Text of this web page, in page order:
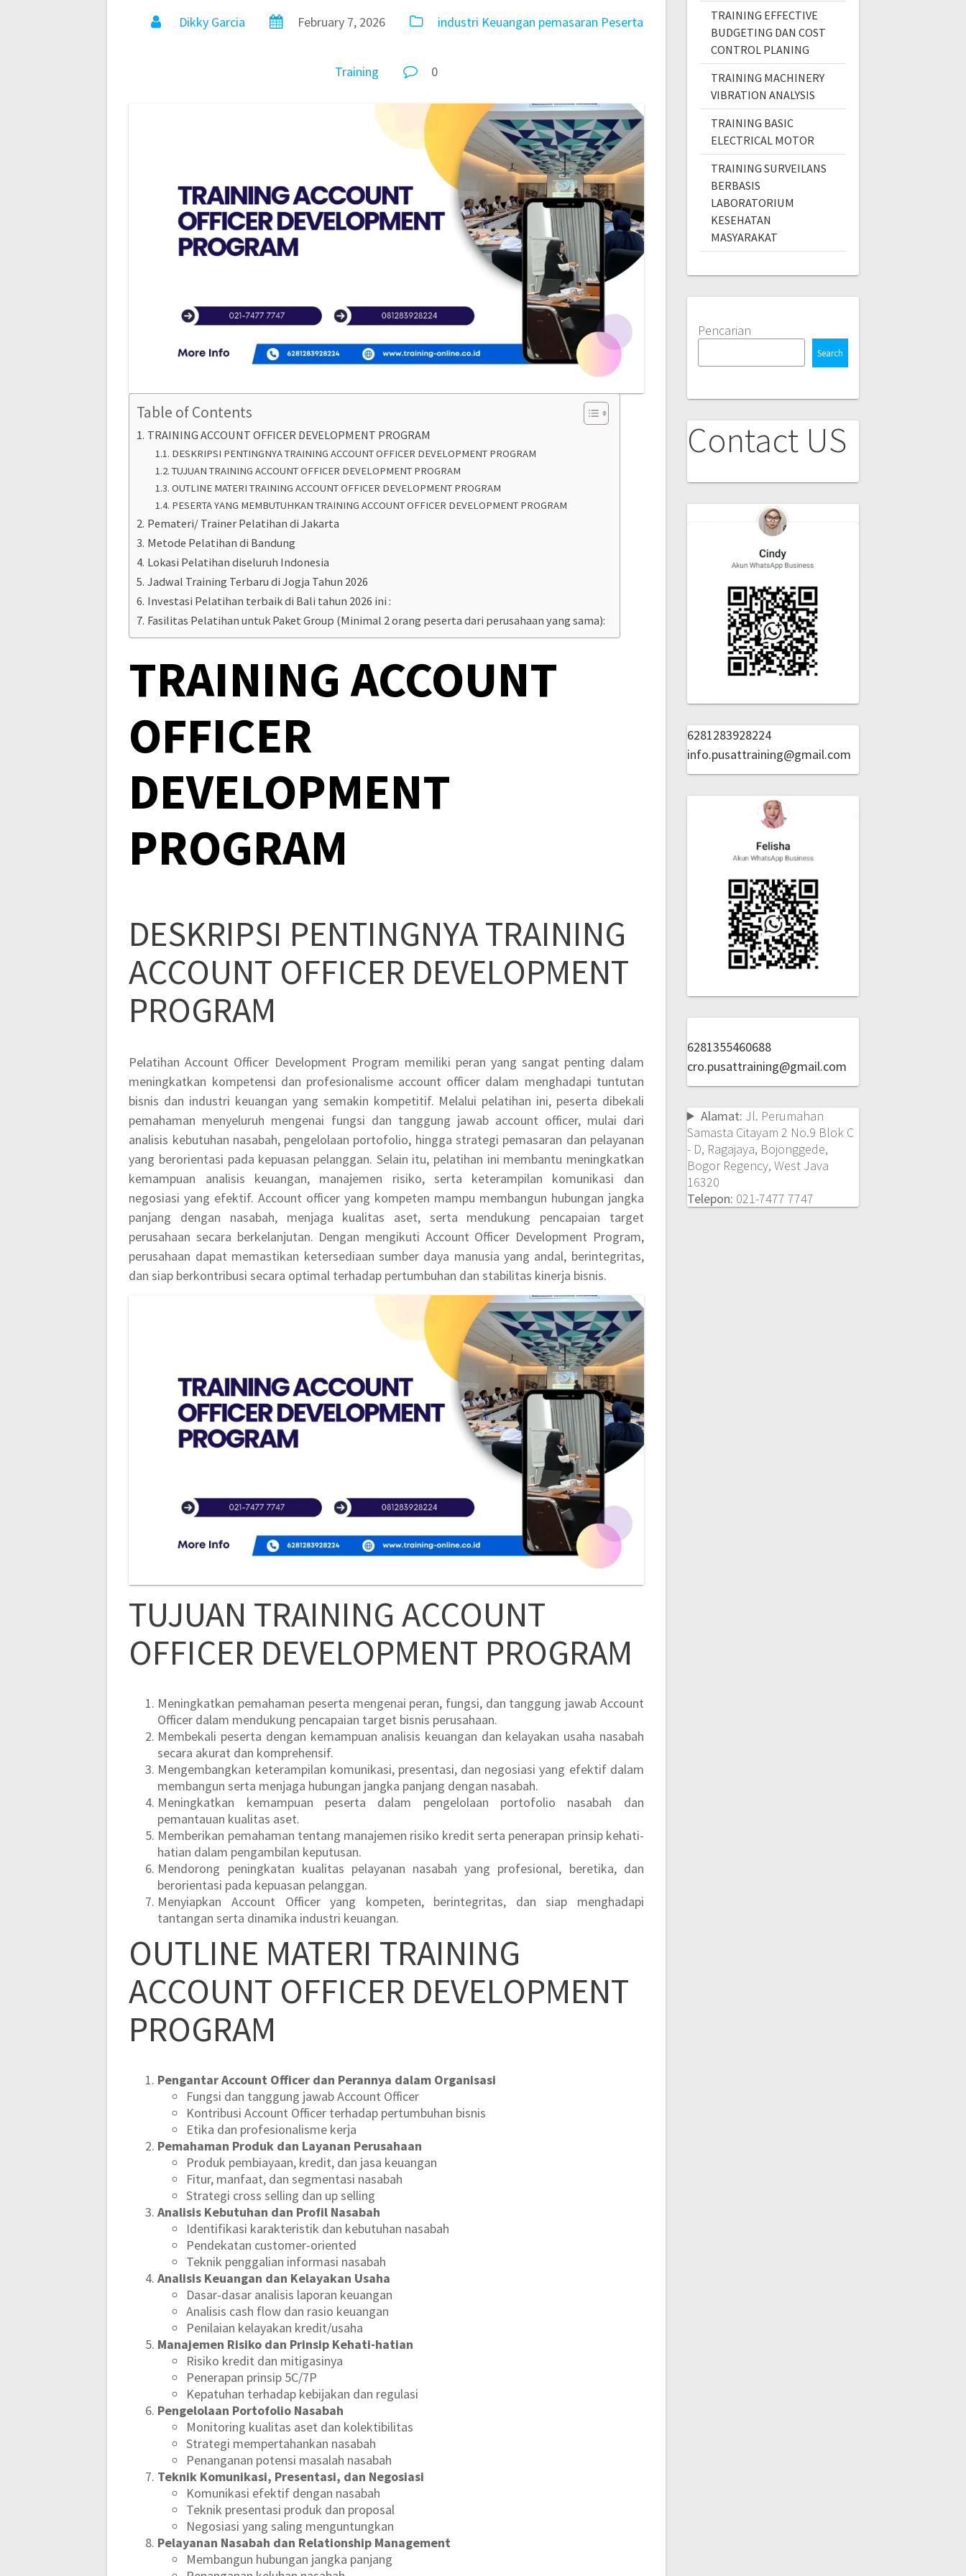
Dikky Garcia February 7, 2026 industri Keuangan pemasaran Peserta
Training 0
Table of Contents
TRAINING ACCOUNT OFFICER DEVELOPMENT PROGRAM
DESKRIPSI PENTINGNYA TRAINING ACCOUNT OFFICER DEVELOPMENT PROGRAM
TUJUAN TRAINING ACCOUNT OFFICER DEVELOPMENT PROGRAM
OUTLINE MATERI TRAINING ACCOUNT OFFICER DEVELOPMENT PROGRAM
PESERTA YANG MEMBUTUHKAN TRAINING ACCOUNT OFFICER DEVELOPMENT PROGRAM
Pemateri/ Trainer Pelatihan di Jakarta
Metode Pelatihan di Bandung
Lokasi Pelatihan diseluruh Indonesia
Jadwal Training Terbaru di Jogja Tahun 2026
Investasi Pelatihan terbaik di Bali tahun 2026 ini :
Fasilitas Pelatihan untuk Paket Group (Minimal 2 orang peserta dari perusahaan yang sama):
TRAINING ACCOUNT
OFFICER
DEVELOPMENT
PROGRAM
DESKRIPSI PENTINGNYA TRAINING
ACCOUNT OFFICER DEVELOPMENT
PROGRAM
Pelatihan Account Officer Development Program memiliki peran yang sangat penting dalam
meningkatkan kompetensi dan profesionalisme account officer dalam menghadapi tuntutan
bisnis dan industri keuangan yang semakin kompetitif. Melalui pelatihan ini, peserta dibekali
pemahaman menyeluruh mengenai fungsi dan tanggung jawab account officer, mulai dari
analisis kebutuhan nasabah, pengelolaan portofolio, hingga strategi pemasaran dan pelayanan
yang berorientasi pada kepuasan pelanggan. Selain itu, pelatihan ini membantu meningkatkan
kemampuan analisis keuangan, manajemen risiko, serta keterampilan komunikasi dan
negosiasi yang efektif. Account officer yang kompeten mampu membangun hubungan jangka
panjang dengan nasabah, menjaga kualitas aset, serta mendukung pencapaian target
perusahaan secara berkelanjutan. Dengan mengikuti Account Officer Development Program,
perusahaan dapat memastikan ketersediaan sumber daya manusia yang andal, berintegritas,
dan siap berkontribusi secara optimal terhadap pertumbuhan dan stabilitas kinerja bisnis.
TUJUAN TRAINING ACCOUNT
OFFICER DEVELOPMENT PROGRAM
Meningkatkan pemahaman peserta mengenai peran, fungsi, dan tanggung jawab Account
Officer dalam mendukung pencapaian target bisnis perusahaan.
Membekali peserta dengan kemampuan analisis keuangan dan kelayakan usaha nasabah
secara akurat dan komprehensif.
Mengembangkan keterampilan komunikasi, presentasi, dan negosiasi yang efektif dalam
membangun serta menjaga hubungan jangka panjang dengan nasabah.
Meningkatkan kemampuan peserta dalam pengelolaan portofolio nasabah dan
pemantauan kualitas aset.
Memberikan pemahaman tentang manajemen risiko kredit serta penerapan prinsip kehati-
hatian dalam pengambilan keputusan.
Mendorong peningkatan kualitas pelayanan nasabah yang profesional, beretika, dan
berorientasi pada kepuasan pelanggan.
Menyiapkan Account Officer yang kompeten, berintegritas, dan siap menghadapi
tantangan serta dinamika industri keuangan.
OUTLINE MATERI TRAINING
ACCOUNT OFFICER DEVELOPMENT
PROGRAM
Pengantar Account Officer dan Perannya dalam Organisasi
Fungsi dan tanggung jawab Account Officer
Kontribusi Account Officer terhadap pertumbuhan bisnis
Etika dan profesionalisme kerja
Pemahaman Produk dan Layanan Perusahaan
Produk pembiayaan, kredit, dan jasa keuangan
Fitur, manfaat, dan segmentasi nasabah
Strategi cross selling dan up selling
Analisis Kebutuhan dan Profil Nasabah
Identifikasi karakteristik dan kebutuhan nasabah
Pendekatan customer-oriented
Teknik penggalian informasi nasabah
Analisis Keuangan dan Kelayakan Usaha
Dasar-dasar analisis laporan keuangan
Analisis cash flow dan rasio keuangan
Penilaian kelayakan kredit/usaha
Manajemen Risiko dan Prinsip Kehati-hatian
Risiko kredit dan mitigasinya
Penerapan prinsip 5C/7P
Kepatuhan terhadap kebijakan dan regulasi
Pengelolaan Portofolio Nasabah
Monitoring kualitas aset dan kolektibilitas
Strategi mempertahankan nasabah
Penanganan potensi masalah nasabah
Teknik Komunikasi, Presentasi, dan Negosiasi
Komunikasi efektif dengan nasabah
Teknik presentasi produk dan proposal
Negosiasi yang saling menguntungkan
Pelayanan Nasabah dan Relationship Management
Membangun hubungan jangka panjang
TRAINING EFFECTIVE
BUDGETING DAN COST
CONTROL PLANING
TRAINING MACHINERY
VIBRATION ANALYSIS
TRAINING BASIC
ELECTRICAL MOTOR
TRAINING SURVEILANS
BERBASIS
LABORATORIUM
KESEHATAN
MASYARAKAT
Pencarian
Search
Contact US
6281283928224
info.pusattraining@gmail.com
6281355460688
cro.pusattraining@gmail.com
Alamat: Jl. Perumahan
Samasta Citayam 2 No.9 Blok C
- D, Ragajaya, Bojonggede,
Bogor Regency, West Java
16320
Telepon: 021-7477 7747